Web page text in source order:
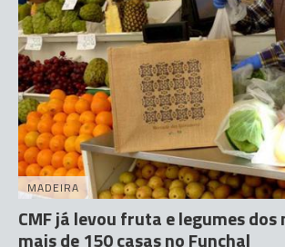
MADEIRA
CMF já levou fruta e legumes dos
mais de 150 casas no Funchal